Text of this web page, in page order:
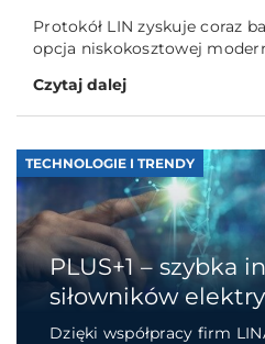
Protokół LIN zyskuje coraz
opcja niskokosztowej
Czytaj dalej
TECHNOLOGIE I TRENDY
PLUS+1 – szybka
siłowników
Dzięki współpracy firm